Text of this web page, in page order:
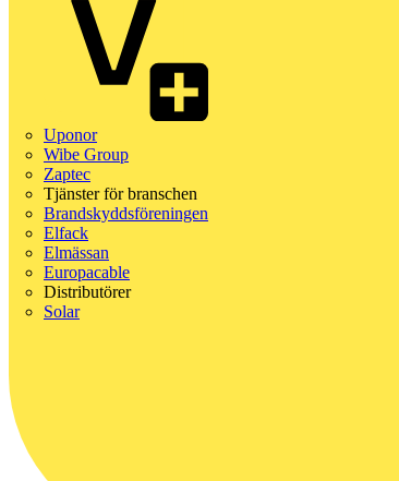
Uponor
Wibe Group
Zaptec
Tjänster för branschen
Brandskyddsföreningen
Elfack
Elmässan
Europacable
Distributörer
Solar